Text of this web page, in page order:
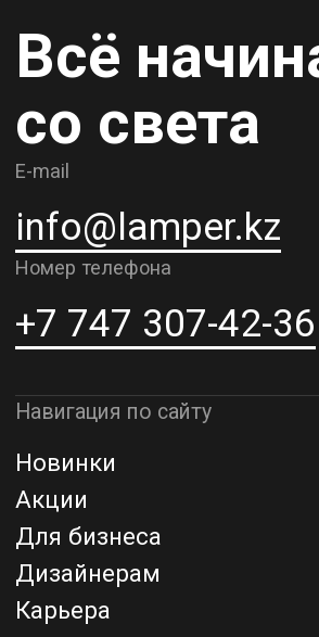
Контакты
О компании
Рассрочка и кредит
Адрес шоурума в г. Алматы
г. Алматы, ул. Шевченко, д.204,
к5
Адрес шоурума в г. Астана
г. Астана, ул. Мангилик Ел. д.21
Благодарим за внимание к Lamper.kz.
До встречи в ваших будущих
Политика конфиденциальности